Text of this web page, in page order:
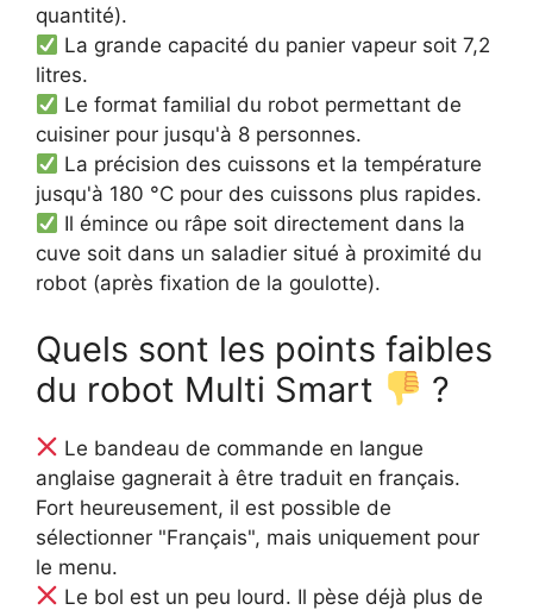
quantité).
La grande capacité du panier vapeur soit 7,2
litres.
Le format familial du robot permettant de
cuisiner pour jusqu'à 8 personnes.
La précision des cuissons et la température
jusqu'à 180 °C pour des cuissons plus rapides.
Il émince ou râpe soit directement dans la
cuve soit dans un saladier situé à proximité du
robot (après fixation de la goulotte).
Quels sont les points faibles
du robot Multi Smart
?
Le bandeau de commande en langue
anglaise gagnerait à être traduit en français.
Fort heureusement, il est possible de
sélectionner "Français", mais uniquement pour
le menu.
Le bol est un peu lourd. Il pèse déjà plus de